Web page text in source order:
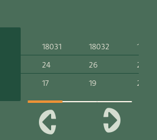
18031
24
17
18032
26
19
18033
28
21